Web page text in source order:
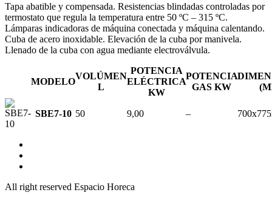
Tapa abatible y compensada. Resistencias blindadas controladas por
termostato que regula la temperatura entre 50 ºC – 315 ºC.
Lámparas indicadoras de máquina conectada y máquina calentando.
Cuba de acero inoxidable. Elevación de la cuba por manivela.
Llenado de la cuba con agua mediante electroválvula.
MODELO
VOLÚMEN
L
POTENCIA
ELÉCTRICA
KW
POTENCIA
GAS KW
SBE7-10 50 9,00 –
All right reserved Espacio Horeca